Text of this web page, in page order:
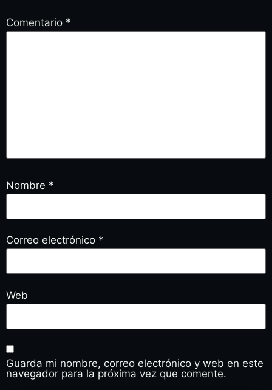
Comentario *
Nombre *
Correo electrónico *
Web
Guarda mi nombre, correo electrónico y web en este
navegador para la próxima vez que comente.